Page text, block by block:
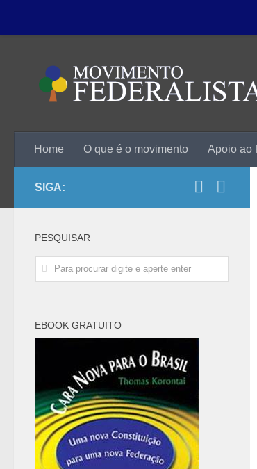
Home O que é o movimento Apoio ao
SIGA:
PESQUISAR
EBOOK GRATUITO